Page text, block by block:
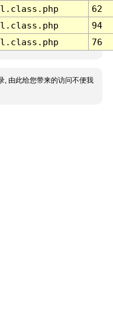
62
94
76
, 由此给您带来的访问不便我